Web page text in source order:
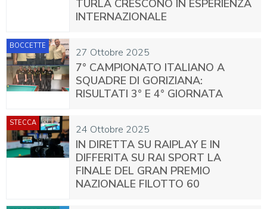
TURLÀ CRESCONO IN ESPERIENZA
INTERNAZIONALE
27 Ottobre 2025
BOCCETTE
7° CAMPIONATO ITALIANO A
SQUADRE DI GORIZIANA:
RISULTATI 3° E 4° GIORNATA
24 Ottobre 2025
STECCA
IN DIRETTA SU RAIPLAY E IN
DIFFERITA SU RAI SPORT LA
FINALE DEL GRAN PREMIO
NAZIONALE FILOTTO 60